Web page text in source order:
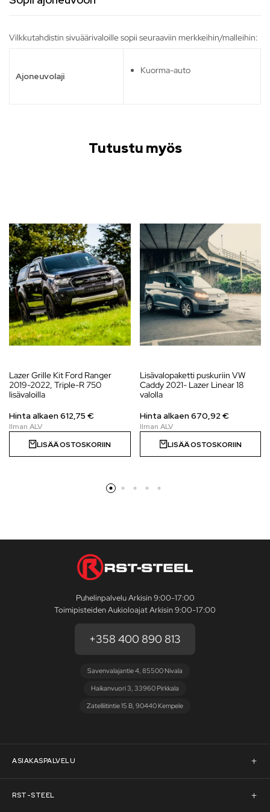
Vilkkutahdistin sivuäärivaloille sopii seuraaviin merkkeihin/malleihin:
Ajoneuvolaji
Kuorma-auto
Tutustu myös
Lazer Grille Kit Ford Ranger
2019-2022, Triple-R 750
lisävaloilla
Hinta alkaen612,75 €
LISÄÄ OSTOSKORIIN
Lisävalopaketti puskuriin VW
Caddy 2021- Lazer Linear 18
valolla
Hinta alkaen670,92€
LISÄÄ OSTOSKORIIN
Puhelinpalvelu Arkisin 9:00-17:00
Toimipisteiden Aukioloajat Arkisin 9:00-17:00
+358 400 890 813
Savenvalajantie 4, 85500 Nivala
Haikanvuori 3, 33960 Pirkkala
Zatelliitintie 15 B, 90440 Kempele
ASIAKASPALVELU
Asiakaspalvelu
RST-STEEL